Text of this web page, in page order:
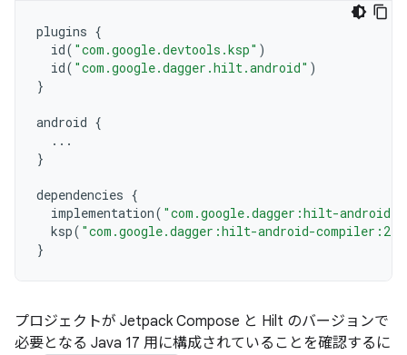
plugins {
id( "com.google.devtools.ksp" )
id( "com.google.dagger.hilt.android" )
}
android {
...
}
dependencies {
implementation( "com.google.dagger:hilt-
ksp( "com.google.dagger:hilt-android-
}
プロジェクトが Jetpack Compose と Hilt のバージョンで
必要となる Java 17 用に構成されていることを確認するに